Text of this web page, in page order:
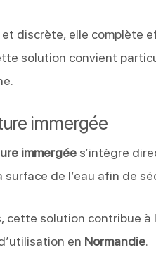
discrète, elle complète
solution convient
immergée
immergée s’intègre
surface de l’eau afin de
cette solution contribue à
en Normandie.